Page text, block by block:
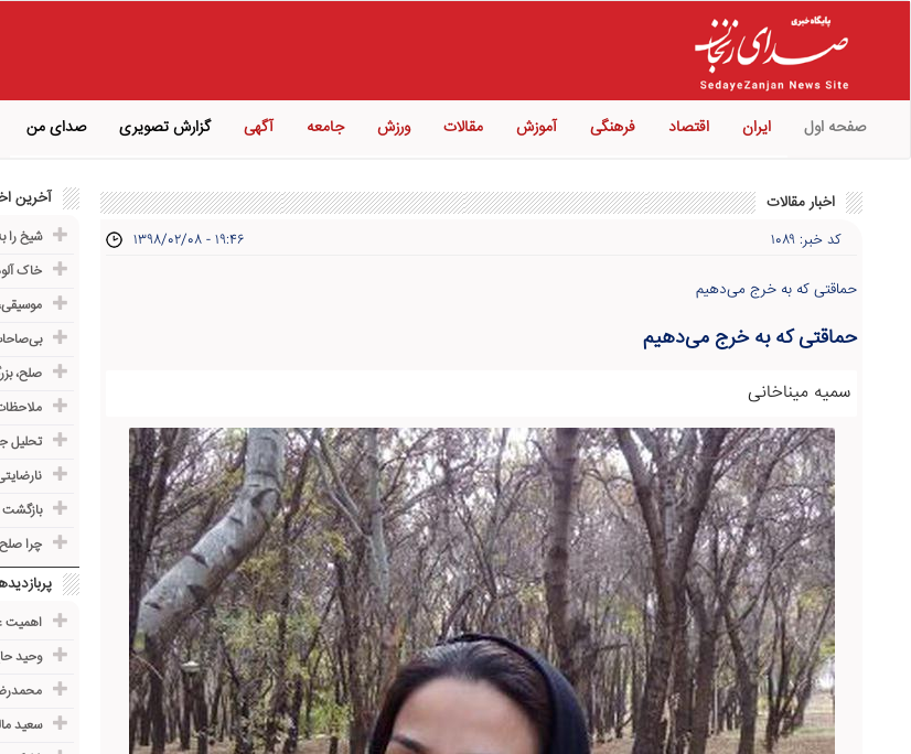
صفحه اول ایران اقتصاد فرهنگی آموزش مقالات ورزش جامعه آگهی گزارش تصویری صدای من
اخبار مقالات
کد خبر: ۱۰۸۹ ۱۳۹۸/۰۲/۰۸ - ۱۹:۴۶
حماقتی که به خرج می‌دهیم
حماقتی که به خرج می‌دهیم
سمیه میناخانی
آخرین
شیخ را
خاک
صلح،
تحلیل
چرا
اهمیت
وحید
سعید